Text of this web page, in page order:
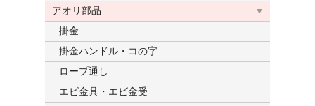
アオリ部品
掛金
掛金ハンドル・コの字
ロープ通し
エビ金具・エビ金受